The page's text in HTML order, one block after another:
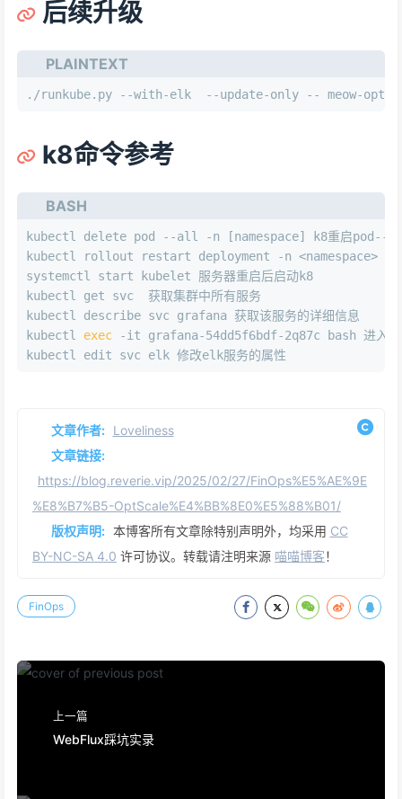
后续升级
PLAINTEXT
./runkube.py --with-elk  --update-only -- meow-
k8命令参考
BASH
kubectl delete pod --all -n [namespace] k8重启pod--有
kubectl rollout restart deployment -n <namespace> k8
systemctl start kubelet 服务器重启后启动k8
kubectl get svc  获取集群中所有服务
kubectl describe svc grafana 获取该服务的详细信息
kubectl exec -it grafana-54dd5f6bdf-2q87c bash 进入到
kubectl edit svc elk 修改elk服务的属性
文章作者: Loveliness
文章链接:
https://blog.reverie.vip/2025/02/27/FinOps%E5%AE%9E
%E8%B7%B5-OptScale%E4%BB%8E0%E5%88%B01/
版权声明: 本博客所有文章除特别声明外，均采用 CC
BY-NC-SA 4.0 许可协议。转载请注明来源 喵喵博客！
FinOps
上一篇
WebFlux踩坑实录